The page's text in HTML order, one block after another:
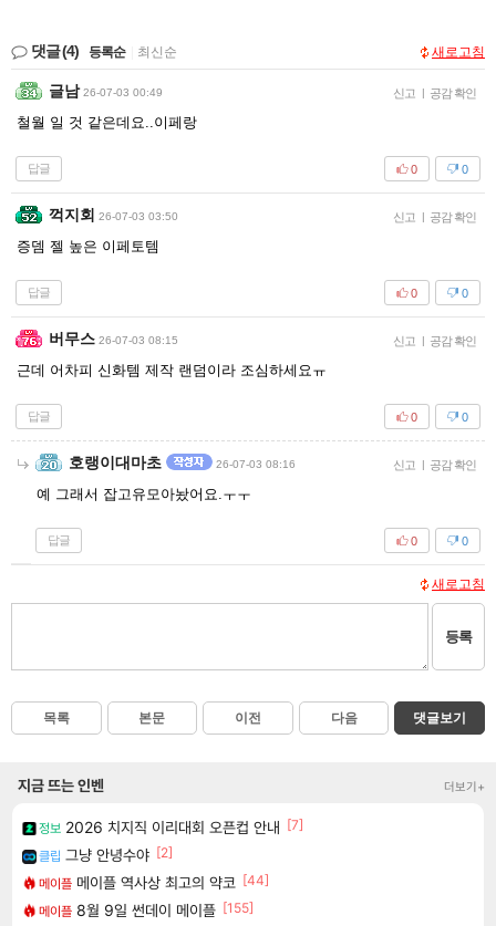
댓글(4) 등록순 최신순 새로고침
글남 26-07-03 00:49 신고 | 공감 확인
철월 일 것 같은데요..이페랑
답글 0
0
꺽지회 26-07-03 03:50 신고 | 공감 확인
증뎀 젤 높은 이페토템
답글 0
0
버무스 26-07-03 08:15 신고 | 공감 확인
근데 어차피 신화템 제작 랜덤이라 조심하세요ㅠ
답글 0
0
호랭이대마초 26-07-03 08:16 신고 | 공감 확인
예 그래서 잡고유모아놨어요.ㅜㅜ
답글 0
0
새로고침
등록
목록 본문 이전 다음 댓글보기
지금 뜨는 인벤 더보기+
정보 2026 치지직 이리대회 오픈컵 안내 [7]
클립 그냥 안녕수야 [2]
메이플 메이플 역사상 최고의 약코 [44]
메이플 8월 9일 썬데이 메이플 [155]